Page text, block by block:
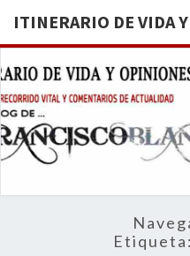
ITINERARIO DE VIDA
Etiqueta: